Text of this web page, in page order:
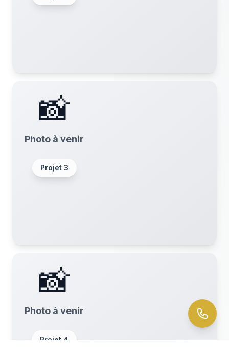
📸
Photo à venir
Projet 3
📸
Photo à venir
Projet 4